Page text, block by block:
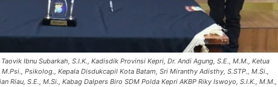
Ibnu Subarkah, S.I.K., Kadisdik Provinsi Kepri, Dr. Andi Agung, S.E., M.M., Ketua
Psikolog., Kepala Disdukcapil Kota Batam, Sri Miranthy Adisthy, S.STP., M.Si.,
Riau, S.E., M.Si., Kabag Dalpers Biro SDM Polda Kepri AKBP Riky Iswoyo, S.I.K., M.M.,